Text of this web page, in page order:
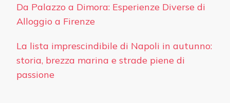
Da Palazzo a Dimora: Esperienze Diverse di
Alloggio a Firenze
La lista imprescindibile di Napoli in autunno:
storia, brezza marina e strade piene di
passione